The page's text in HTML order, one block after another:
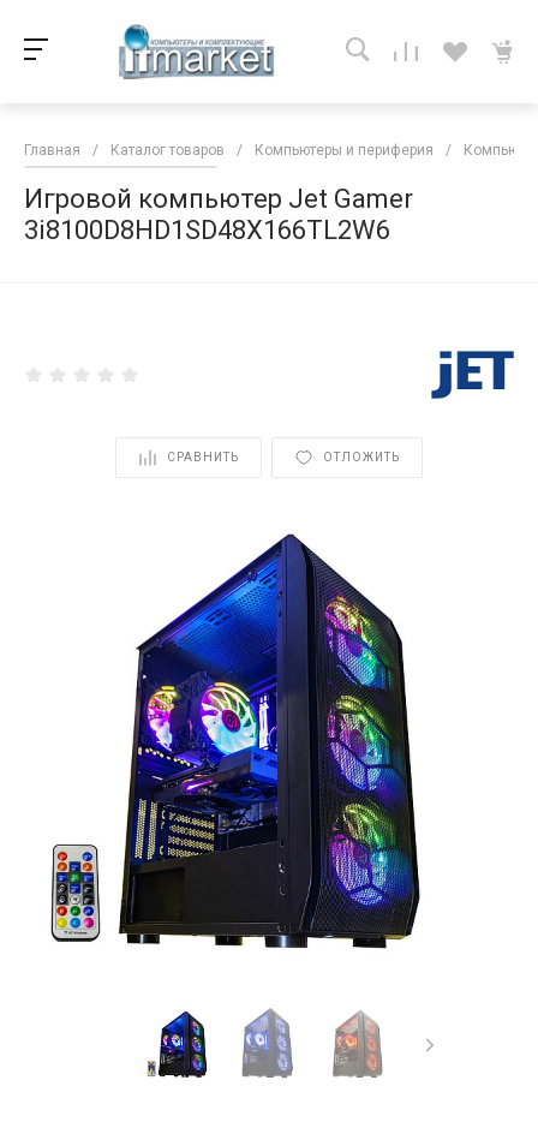
Главная / Каталог товаров / Компьютеры и периферия /
Игровой компьютер Jet Gamer
3i8100D8HD1SD48X166TL2W6
СРАВНИТЬ ОТЛОЖИТЬ